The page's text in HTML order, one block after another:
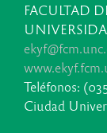
FACULTAD
Teléfonos:
Ciudad